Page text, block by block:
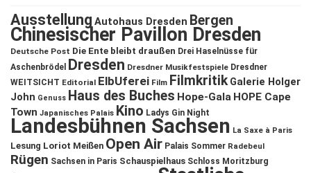
Ausstellung Autohaus Dresden Bergen
Chinesischer Pavillon Dresden
Deutsche Post Die Ente bleibt draußen Drei Haselnüsse für
Aschenbrödel
Dresden Dresdner Musikfestspiele Dresdner
WEITSICHT Editorial ElbUferei Film Filmkritik Galerie Holger
John Genuss Haus des Buches Hope-Gala HOPE Cape
Town Japanisches Palais Kino Ladys Gin Night
Landesbühnen Sachsen La Saxe à Paris
Lesung Loriot Meißen Open Air Palais Sommer Radebeul
Rügen Sachsen in Paris Schauspielhaus Schloss Moritzburg